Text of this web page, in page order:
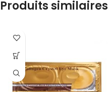
Produits similaires